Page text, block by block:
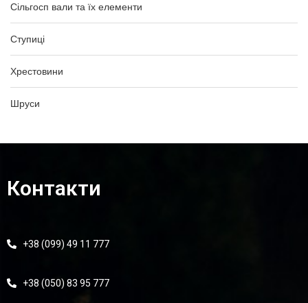
Сільгосп вали та їх елементи
Ступиці
Хрестовини
Шруси
Контакти
+38 (099) 49 11 777
+38 (050) 83 95 777